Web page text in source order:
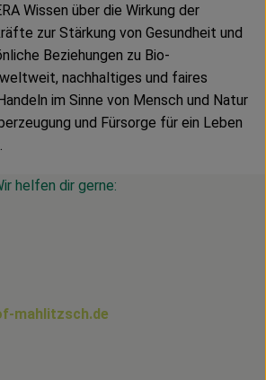
Wissen über die Wirkung der
zur Stärkung von Gesundheit und
Beziehungen zu Bio-
nachhaltiges und faires
im Sinne von Mensch und Natur
und Fürsorge für ein Leben
helfen dir gerne:
mahlitzsch.de